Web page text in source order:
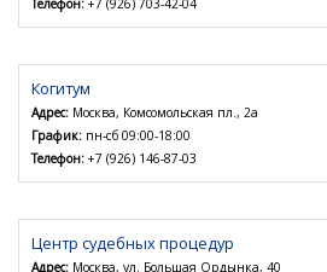
Когитум
Адрес: Москва, Комсомольская пл., 2а
График: пн-сб 09:00-18:00
Телефон: +7 (926) 146-87-03
Центр судебных процедур
Адрес: Москва, ул. Большая Ордынка, 40